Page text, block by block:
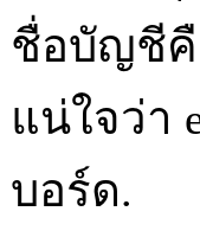
ชื่อบัญชีคื
แน่ใจว่า
บอร์ด.